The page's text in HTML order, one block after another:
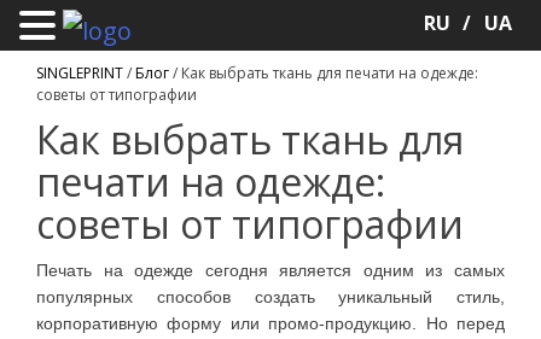
RU UA
SINGLEPRINT/Блог/ Как выбрать ткань для печати на одежде:
советы от типографии
Как выбрать ткань для
печати на одежде:
советы от типографии
Печать на одежде сегодня является одним из самых
популярных способов создать уникальный стиль,
корпоративную форму или промо-продукцию. Но перед